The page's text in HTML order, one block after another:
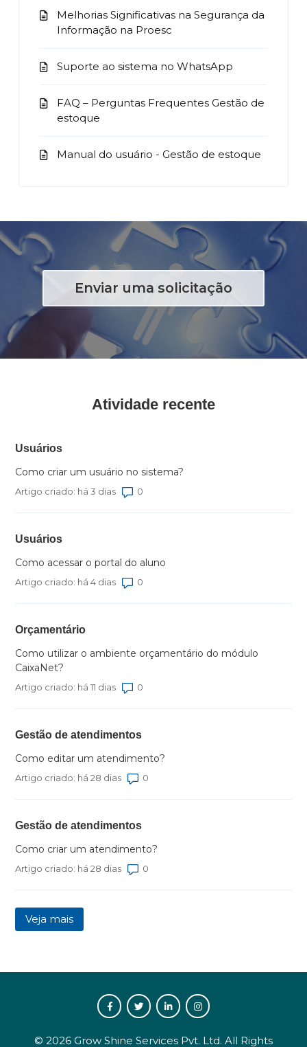
Melhorias Significativas na Segurança da
Informação na Proesc
Suporte ao sistema no WhatsApp
FAQ – Perguntas Frequentes Gestão de
estoque
Manual do usuário - Gestão de estoque
Enviar uma solicitação
Atividade recente
Usuários
Como criar um usuário no sistema?
Artigo criado: há 3 dias
Usuários
Como acessar o portal do aluno
Artigo criado: há 4 dias
Orçamentário
Como utilizar o ambiente orçamentário do módulo
CaixaNet?
Artigo criado: há 11 dias
Gestão de atendimentos
Como editar um atendimento?
Artigo criado: há 28 dias
Gestão de atendimentos
Como criar um atendimento?
Artigo criado: há 28 dias
Veja mais
© 2026 Grow Shine Services Pvt. Ltd. All Rights